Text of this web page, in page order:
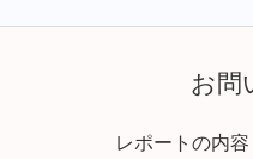
お問
レポートの内